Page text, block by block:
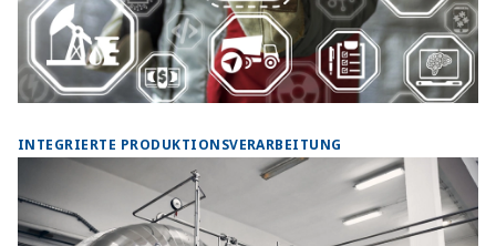
INTEGRIERTE PRODUKTIONSVERARBEITUNG